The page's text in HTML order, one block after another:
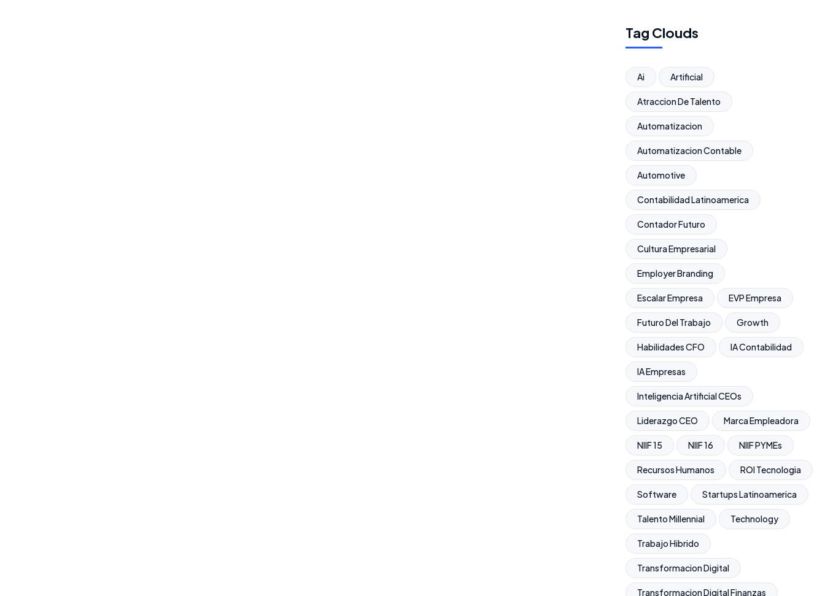
Tag Clouds
Ai Artificial
Atraccion De Talento
Automatizacion
Automatizacion Contable
Automotive
Contabilidad Latinoamerica
Contador Futuro
Cultura Empresarial
Employer Branding
Escalar Empresa EVP Empresa
Futuro Del Trabajo Growth
Habilidades CFO IA Contabilidad
IA Empresas
Inteligencia Artificial CEOs
Liderazgo CEO Marca Empleadora
NIIF 15 NIIF 16 NIIF PYMEs
Recursos Humanos ROI Tecnologia
Software Startups Latinoamerica
Talento Millennial Technology
Trabajo Hibrido
Transformacion Digital
Transformacion Digital Finanzas